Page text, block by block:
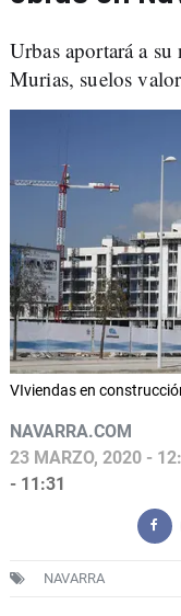
Urbas aportará a
Murias, suelos
VIviendas en
NAVARRA.COM
23 MARZO, 2020 -
- 11:31
NAVARRA